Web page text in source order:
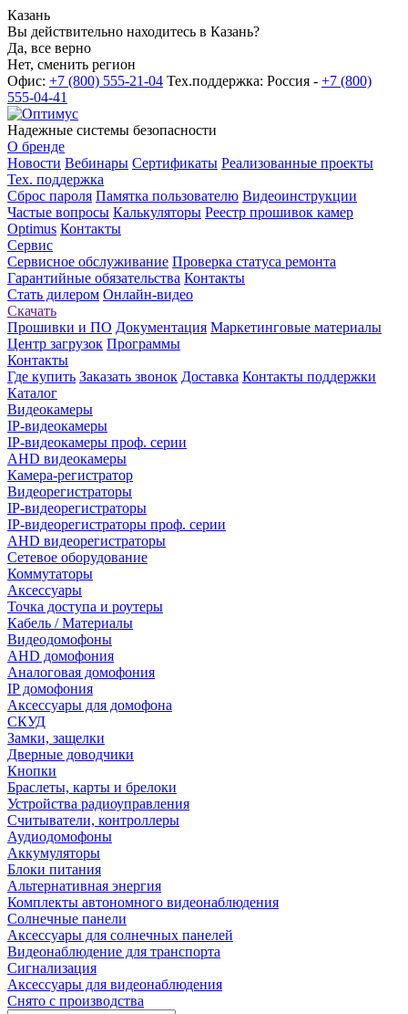
Казань
Вы действительно находитесь в Казань?
Да, все верно
Нет, сменить регион
Офис: +7 (800) 555-21-04 Тех.поддержка: Россия - +7 (800)
555-04-41
Надежные системы безопасности
О бренде
Новости Вебинары Сертификаты Реализованные проекты
Тех. поддержка
Сброс пароля Памятка пользователю Видеоинструкции
Частые вопросы Калькуляторы Реестр прошивок камер
Optimus Контакты
Сервис
Сервисное обслуживание Проверка статуса ремонта
Гарантийные обязательства Контакты
Стать дилером Онлайн-видео
Скачать
Прошивки и ПО Документация Маркетинговые материалы
Центр загрузок Программы
Контакты
Где купить Заказать звонок Доставка Контакты поддержки
Каталог
Видеокамеры
IP-видеокамеры
IP-видеокамеры проф. серии
AHD видеокамеры
Камера-регистратор
Видеорегистраторы
IP-видеорегистраторы
IP-видеорегистраторы проф. серии
AHD видеорегистраторы
Сетевое оборудование
Коммутаторы
Аксессуары
Точка доступа и роутеры
Кабель / Материалы
Видеодомофоны
AHD домофония
Аналоговая домофония
IP домофония
Аксессуары для домофона
СКУД
Замки, защелки
Дверные доводчики
Кнопки
Браслеты, карты и брелоки
Устройства радиоуправления
Считыватели, контроллеры
Аудиодомофоны
Аккумуляторы
Блоки питания
Альтернативная энергия
Комплекты автономного видеонаблюдения
Солнечные панели
Аксессуары для солнечных панелей
Видеонаблюдение для транспорта
Сигнализация
Аксессуары для видеонаблюдения
Снято с производства